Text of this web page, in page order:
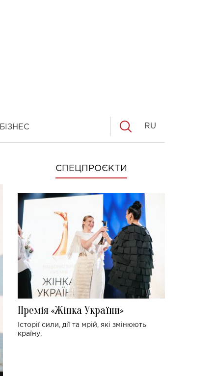
БІЗНЕС RU
СПЕЦПРОЄКТИ
Премія «Жінка України»
Історії сили, дії та мрій, які змінюють
країну.